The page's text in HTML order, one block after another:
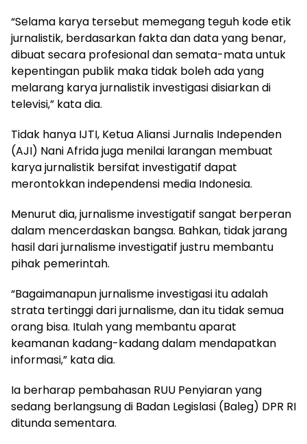
“Selama karya tersebut memegang teguh kode etik
jurnalistik, berdasarkan fakta dan data yang benar,
dibuat secara profesional dan semata-mata untuk
kepentingan publik maka tidak boleh ada yang
melarang karya jurnalistik investigasi disiarkan di
televisi,” kata dia.
Tidak hanya IJTI, Ketua Aliansi Jurnalis Independen
(AJI) Nani Afrida juga menilai larangan membuat
karya jurnalistik bersifat investigatif dapat
merontokkan independensi media Indonesia.
Menurut dia, jurnalisme investigatif sangat berperan
dalam mencerdaskan bangsa. Bahkan, tidak jarang
hasil dari jurnalisme investigatif justru membantu
pihak pemerintah.
“Bagaimanapun jurnalisme investigasi itu adalah
strata tertinggi dari jurnalisme, dan itu tidak semua
orang bisa. Itulah yang membantu aparat
keamanan kadang-kadang dalam mendapatkan
informasi,” kata dia.
Ia berharap pembahasan RUU Penyiaran yang
sedang berlangsung di Badan Legislasi (Baleg) DPR RI
ditunda sementara.